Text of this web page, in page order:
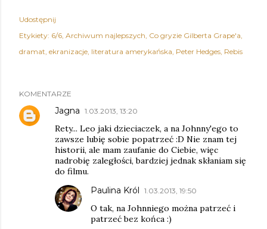
Udostępnij
Etykiety: 6/6 Archiwum najlepszych Co gryzie Gilberta Grape'a
dramat ekranizacje literatura amerykańska Peter Hedges Rebis
KOMENTARZE
Jagna 1.03.2013, 13:20
Rety... Leo jaki dzieciaczek, a na Johnny'ego to
zawsze lubię sobie popatrzeć :D Nie znam tej
historii, ale mam zaufanie do Ciebie, więc
nadrobię zaległości, bardziej jednak skłaniam się
do filmu.
Paulina Król 1.03.2013, 19:50
O tak, na Johnniego można patrzeć i
patrzeć bez końca :)